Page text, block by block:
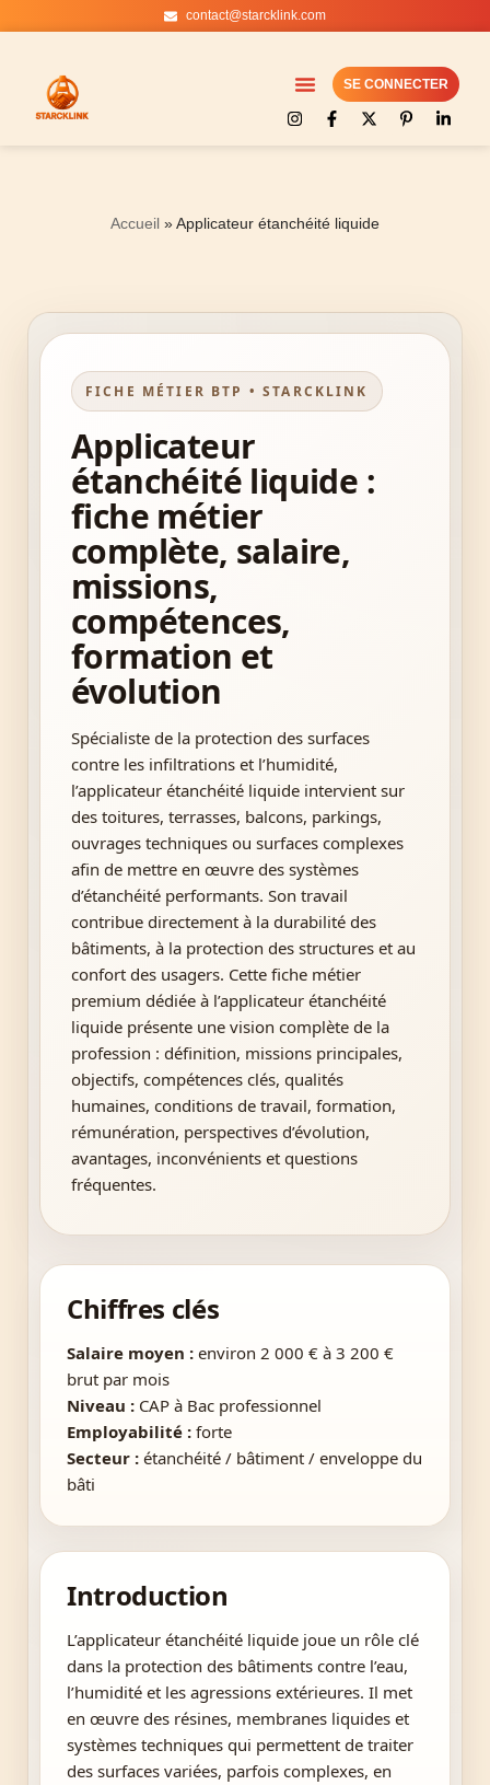
contenu
contact@starcklink.com
SE CONNECTER
Accueil »Applicateur étanchéité liquide
FICHE MÉTIER BTP • STARCKLINK
Applicateur
étanchéité liquide :
fiche métier
complète, salaire,
missions,
compétences,
formation et
évolution
Spécialiste de la protection des surfaces
contre les infiltrations et l’humidité,
l’applicateur étanchéité liquide intervient sur
des toitures, terrasses, balcons, parkings,
ouvrages techniques ou surfaces complexes
afin de mettre en œuvre des systèmes
d’étanchéité performants. Son travail
contribue directement à la durabilité des
bâtiments, à la protection des structures et au
confort des usagers. Cette fiche métier
premium dédiée à l’applicateur étanchéité
liquide présente une vision complète de la
profession : définition, missions principales,
objectifs, compétences clés, qualités
humaines, conditions de travail, formation,
rémunération, perspectives d’évolution,
avantages, inconvénients et questions
fréquentes.
Chiffres clés
Salaire moyen : environ 2 000 € à 3 200 €
brut par mois
Niveau : CAP à Bac professionnel
Employabilité : forte
Secteur : étanchéité / bâtiment / enveloppe du
bâti
Introduction
L’applicateur étanchéité liquide joue un rôle clé
dans la protection des bâtiments contre l’eau,
l’humidité et les agressions extérieures. Il met
en œuvre des résines, membranes liquides et
systèmes techniques qui permettent de traiter
des surfaces variées, parfois complexes, en